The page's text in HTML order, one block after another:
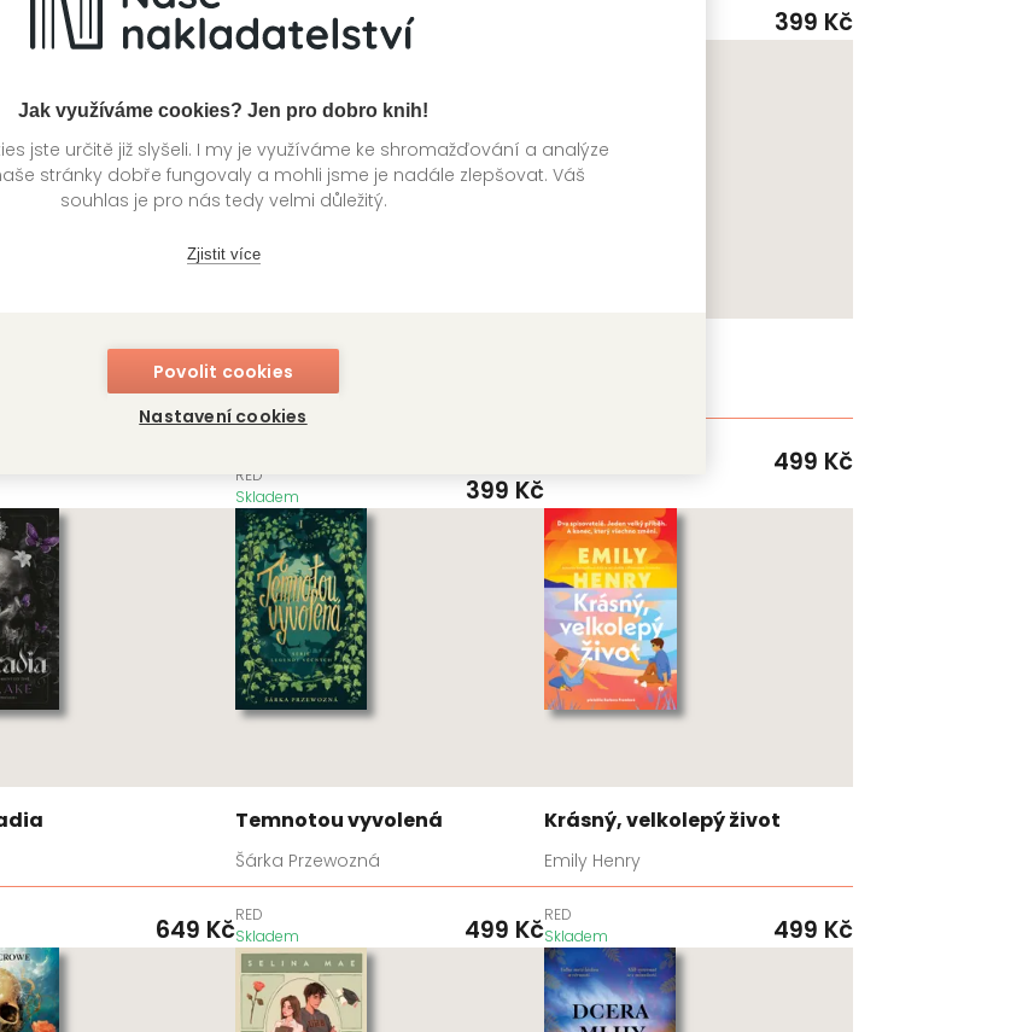
Jak využíváme cookies? Jen pro dobro knih!
jste určitě již slyšeli. I my je využíváme ke shromažďování a analýze
stránky dobře fungovaly a mohli jsme je nadále zlepšovat. Váš
souhlas je pro nás tedy velmi důležitý.
Zjistit více
Povolit cookies
Nastavení cookies
399Kč Skladem
399 Kč
Prokletí Hecate
Cavendishové
Paula Brackston
RED
Skladem
399 Kč
499 Kč
649 Kč
Temnotou vyvolená
Šárka Przewozná
RED
Skladem
499 Kč
Krásný, velkolepý život
Emily Henry
RED
Skladem
499 Kč